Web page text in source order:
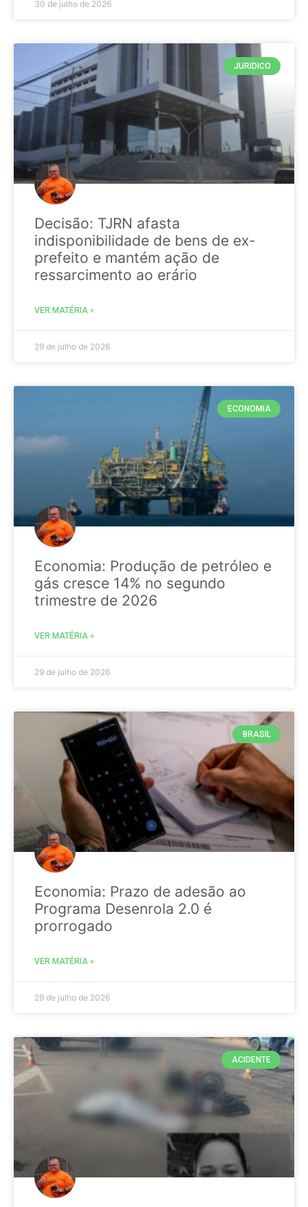
30 de julho de 2026
JURIDICO
Decisão: TJRN afasta
indisponibilidade de bens de ex-
prefeito e mantém ação de
ressarcimento ao erário
VER MATÉRIA »
29 de julho de 2026
ECONOMIA
Economia: Produção de petróleo e
gás cresce 14% no segundo
trimestre de 2026
VER MATÉRIA »
29 de julho de 2026
BRASIL
Economia: Prazo de adesão ao
Programa Desenrola 2.0 é
prorrogado
VER MATÉRIA »
29 de julho de 2026
ACIDENTE